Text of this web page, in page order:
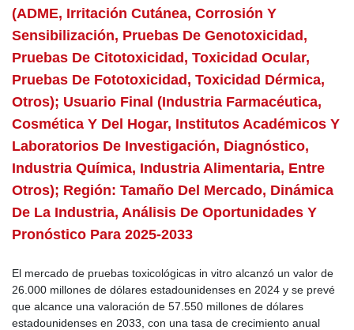
(ADME, Irritación Cutánea, Corrosión Y
Sensibilización, Pruebas De Genotoxicidad,
Pruebas De Citotoxicidad, Toxicidad Ocular,
Pruebas De Fototoxicidad, Toxicidad Dérmica,
Otros); Usuario Final (industria Farmacéutica,
Cosmética Y Del Hogar, Institutos Académicos Y
Laboratorios De Investigación, Diagnóstico,
Industria Química, Industria Alimentaria, Entre
Otros); Región: Tamaño Del Mercado, Dinámica
De La Industria, Análisis De Oportunidades Y
Pronóstico Para 2025-2033
El mercado de pruebas toxicológicas in vitro alcanzó un valor de
26.000 millones de dólares estadounidenses en 2024 y se prevé
que alcance una valoración de 57.550 millones de dólares
estadounidenses en 2033, con una tasa de crecimiento anual